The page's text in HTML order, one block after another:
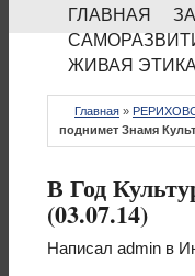
ГЛАВНАЯ
ЖИВАЯ ЭТИКА
Главная »
поднимет Знамя
В Год
(03.07.14)
Написал admin в